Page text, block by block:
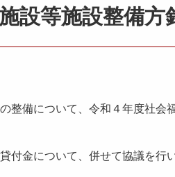
設等施設整備方
整備について、令和４年度社会
金について、併せて協議を行い